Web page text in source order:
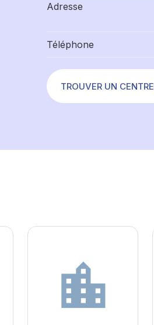
Adresse
Téléphone
TROUVER UN CENTRE